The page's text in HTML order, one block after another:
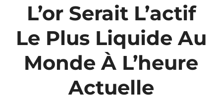
SUIVI KIT POSTAL
BLOG
L’or Serait L’actif
Le Plus Liquide Au
Monde À L’heure
Actuelle